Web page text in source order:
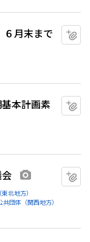
月末まで
本計画素
北地方）
共団体（関西地方）